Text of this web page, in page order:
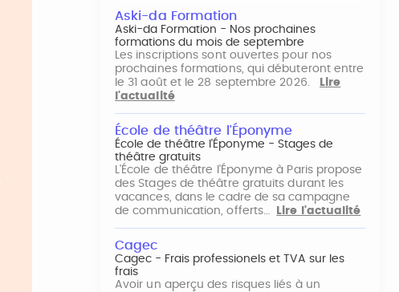
Aski-da Formation
Aski-da Formation - Nos prochaines
formations du mois de septembre
Les inscriptions sont ouvertes pour nos
prochaines formations, qui débuteront entre
le 31 août et le 28 septembre 2026.
Lire
l'actualité
École de théâtre l'Éponyme
École de théâtre l'Éponyme - Stages de
théâtre gratuits
L'École de théâtre l'Éponyme à Paris propose
des Stages de théâtre gratuits durant les
vacances, dans le cadre de sa campagne
de communication, offerts…
Lire l'actualité
Cagec
Cagec - Frais professionels et TVA sur les
frais
Avoir un aperçu des risques liés à un